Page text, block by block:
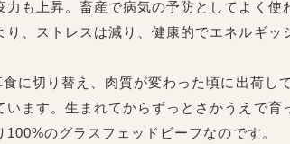
も上昇。畜産で病気の予防としてよく使
、ストレスは減り、健康的でエネルギッ
に切り替え、肉質が変わった頃に出荷し
ます。生まれてからずっとさかうえで育
のグラスフェッドビーフなのです。